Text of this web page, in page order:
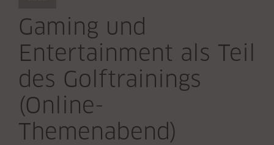
Gaming und
Entertainment als Teil
des Golftrainings
(Online-
Themenabend)